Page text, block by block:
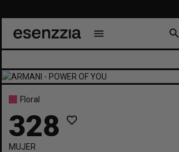
menu search
Floral
328 favorite_border
MUJER